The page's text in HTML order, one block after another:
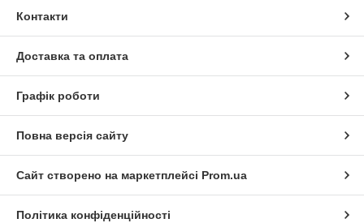
Контакти
Доставка та оплата
Графік роботи
Повна версія сайту
Сайт створено на маркетплейсі Prom.ua
Політика конфіденційності